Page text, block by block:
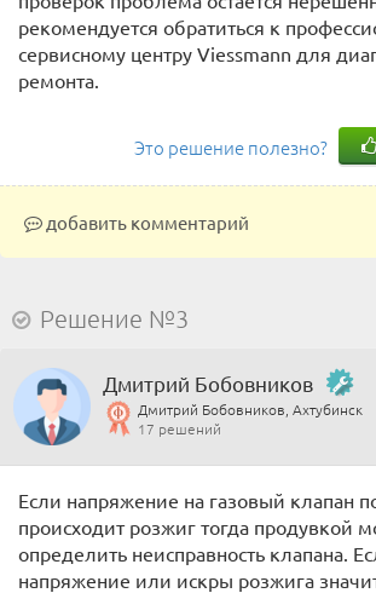
рекомендуется обратиться к
сервисному центру Viessmann для
ремонта.
Это решение полезно?
добавить комментарий
Решение №3
Дмитрий Бобовников
Дмитрий Бобовников, Ахтубинск
17 решений
Если напряжение на газовый клапан
происходит розжиг тогда продувкой
определить неисправность клапана.
напряжение или искры розжига